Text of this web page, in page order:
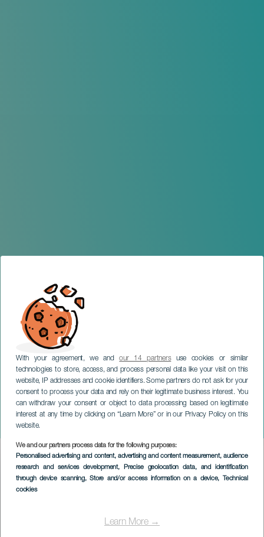
With your agreement, we andour 14 partnersuse cookies or similar
technologies to store, access, and process personal data like your visit on this
website, IP addresses and cookie identifiers. Some partners do not ask for your
consent to process your data and rely on their legitimate business interest. You
can withdraw your consent or object to data processing based on legitimate
interest at any time by clicking on “Learn More” or in our Privacy Policy on this
website.
We and our partners process data for the following purposes:
Personalised advertising and content, advertising and content measurement, audience
research and services development, Precise geolocation data, and identification
through device scanning, Store and/or access information on a device, Technical
cookies
Learn More →
Abel Cordovez & Dadda
Wanche im Konzert
TENERIFE
Imagen
Listado